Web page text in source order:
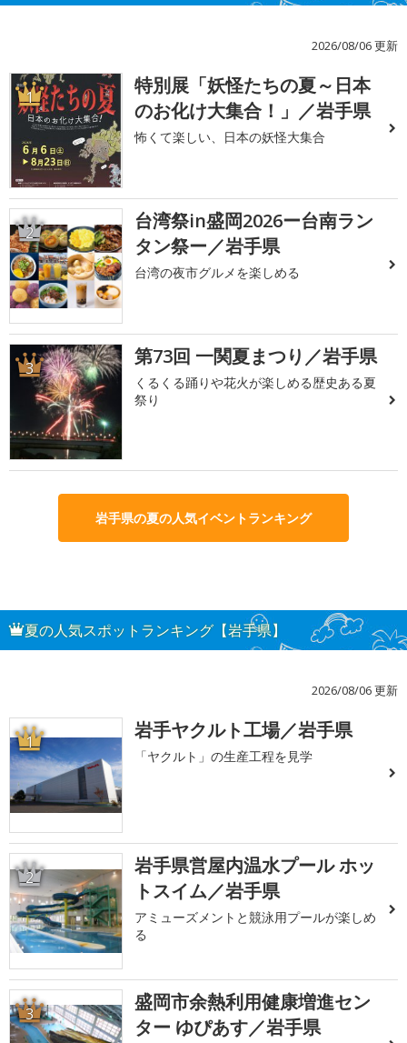
2026/08/06 更新
1
特別展「妖怪たちの夏～日本
のお化け大集合！」／岩手県
怖くて楽しい、日本の妖怪大集合
2
台湾祭in盛岡2026ー台南ラン
タン祭ー／岩手県
台湾の夜市グルメを楽しめる
3 第73回 一関夏まつり／岩手県
くるくる踊りや花火が楽しめる歴史ある夏
祭り
岩手県の夏の人気イベントランキング
夏の人気スポットランキング【岩手県】
2026/08/06 更新
1 岩手ヤクルト工場／岩手県
「ヤクルト」の生産工程を見学
2
岩手県営屋内温水プール ホッ
トスイム／岩手県
アミューズメントと競泳用プールが楽しめ
る
3
盛岡市余熱利用健康増進セン
ター ゆぴあす／岩手県